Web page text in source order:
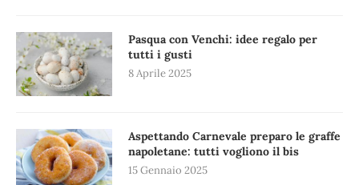
Pasqua con Venchi: idee regalo per
tutti i gusti
8 Aprile 2025
Aspettando Carnevale preparo le graffe
napoletane: tutti vogliono il bis
15 Gennaio 2025